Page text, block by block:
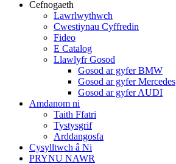
Cefnogaeth
Lawrlwythwch
Cwestiynau Cyffredin
Fideo
E Catalog
Llawlyfr Gosod
Gosod ar gyfer BMW
Gosod ar gyfer Mercedes
Gosod ar gyfer AUDI
Amdanom ni
Taith Ffatri
Tystysgrif
Arddangosfa
Cysylltwch â Ni
PRYNU NAWR